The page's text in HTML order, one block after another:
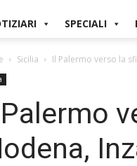
SPECIALI
Sicilia Il Palermo verso la